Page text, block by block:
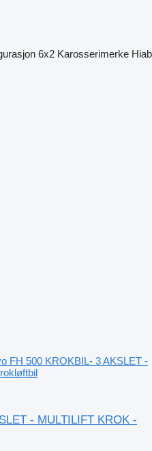
6x2 Karosserimerke Hiab
FH 500 KROKBIL- 3 AKSLET -
- MULTILIFT KROK -